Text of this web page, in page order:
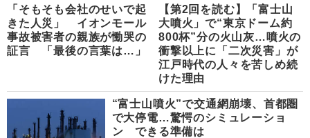
「そもそも会社のせいで起
きた人災」 イオンモール
事故被害者の親族が慟哭の
証言 「最後の言葉は…」
【第2回を読む】「富士山
大噴火」で“東京ドーム約
800杯”分の火山灰…噴火の
衝撃以上に「二次災害」が
江戸時代の人々を苦しめ続
けた理由
“富士山噴火”で交通網崩壊、首都圏
で大停電…驚愕のシミュレーショ
ン できる準備は